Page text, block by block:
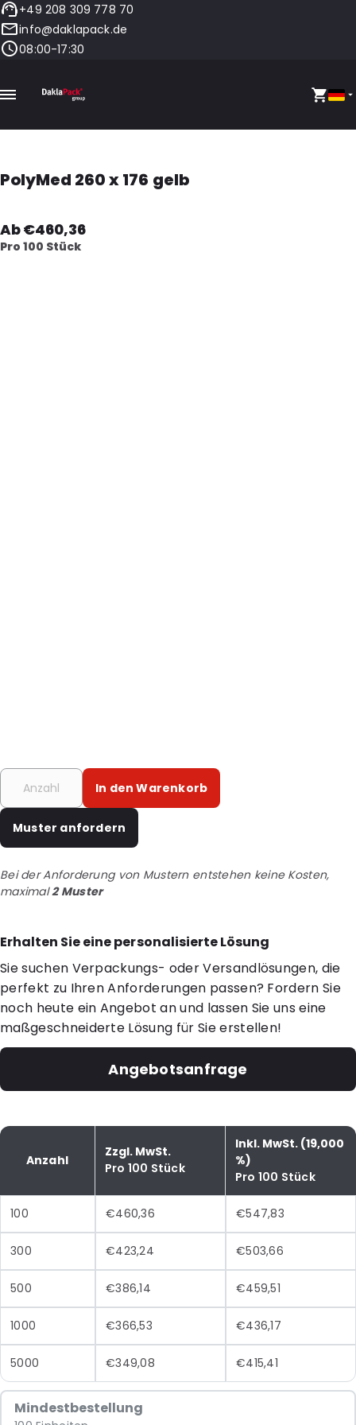
+49 208 309 778 70
info@daklapack.de
08:00-17:30
PolyMed 260 x 176 gelb
Ab €460,36
Pro 100 Stück
In den Warenkorb
Muster anfordern
Bei der Anforderung von Mustern entstehen keine Kosten,
maximal2 Muster
Erhalten Sie eine personalisierte Lösung
Sie suchen Verpackungs- oder Versandlösungen, die
perfekt zu Ihren Anforderungen passen? Fordern Sie
noch heute ein Angebot an und lassen Sie uns eine
maßgeschneiderte Lösung für Sie erstellen!
Angebotsanfrage
Anzahl
Zzgl. MwSt.
Pro 100 Stück
Inkl. MwSt. (19,000
%)
Pro 100 Stück
100 €460,36 €547,83
300 €423,24 €503,66
500 €386,14 €459,51
1000 €366,53 €436,17
5000 €349,08 €415,41
Mindestbestellung